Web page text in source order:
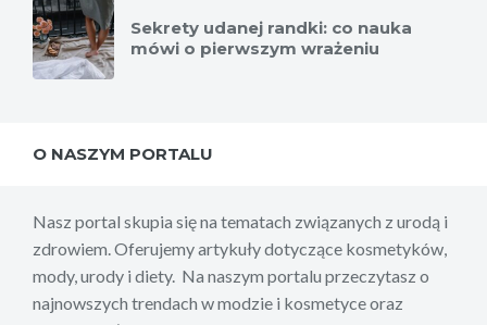
Sekrety udanej randki: co nauka
mówi o pierwszym wrażeniu
O NASZYM PORTALU
Nasz portal skupia się na tematach związanych z urodą i
zdrowiem. Oferujemy artykuły dotyczące kosmetyków,
mody, urody i diety. Na naszym portalu przeczytasz o
najnowszych trendach w modzie i kosmetyce oraz